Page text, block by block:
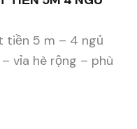
tiền 5 m – 4 ngủ
vỉa hè rộng – phù